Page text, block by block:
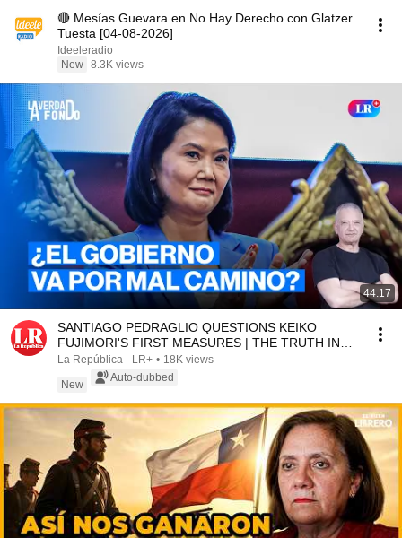
🔴 Mesías Guevara en No Hay Derecho con Glatzer
Tuesta [04-08-2026]
Ideeleradio
New 8.3K views
44:17
SANTIAGO PEDRAGLIO QUESTIONS KEIKO
FUJIMORI'S FIRST MEASURES | THE TRUTH IN
DEPTH WITH SALINAS
La República - LR+ • 18K views
New
Auto-dubbed